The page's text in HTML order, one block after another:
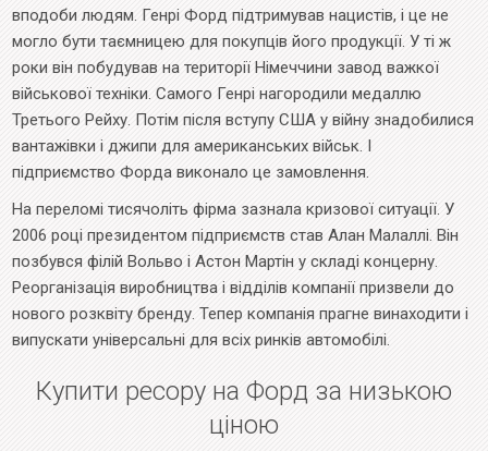
вподоби людям. Генрі Форд підтримував нацистів, і це не
могло бути таємницею для покупців його продукції. У ті ж
роки він побудував на території Німеччини завод важкої
військової техніки. Самого Генрі нагородили медаллю
Третього Рейху. Потім після вступу США у війну знадобилися
вантажівки і джипи для американських військ. І
підприємство Форда виконало це замовлення.
На переломі тисячоліть фірма зазнала кризової ситуації. У
2006 році президентом підприємств став Алан Малаллі. Він
позбувся філій Вольво і Астон Мартін у складі концерну.
Реорганізація виробництва і відділів компанії призвели до
нового розквіту бренду. Тепер компанія прагне винаходити і
випускати універсальні для всіх ринків автомобілі.
Купити ресору на Форд за низькою
ціною